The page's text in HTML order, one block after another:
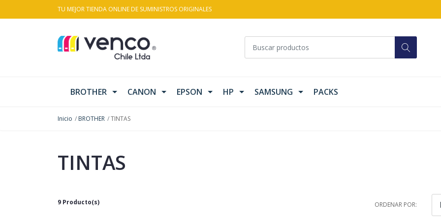
TU MEJOR TIENDA ONLINE DE SUMINISTROS ORIGINALES
BROTHER CANON EPSON HP SAMSUNG PACKS
Inicio BROTHER TINTAS
TINTAS
9 Producto(s) ORDENAR POR: